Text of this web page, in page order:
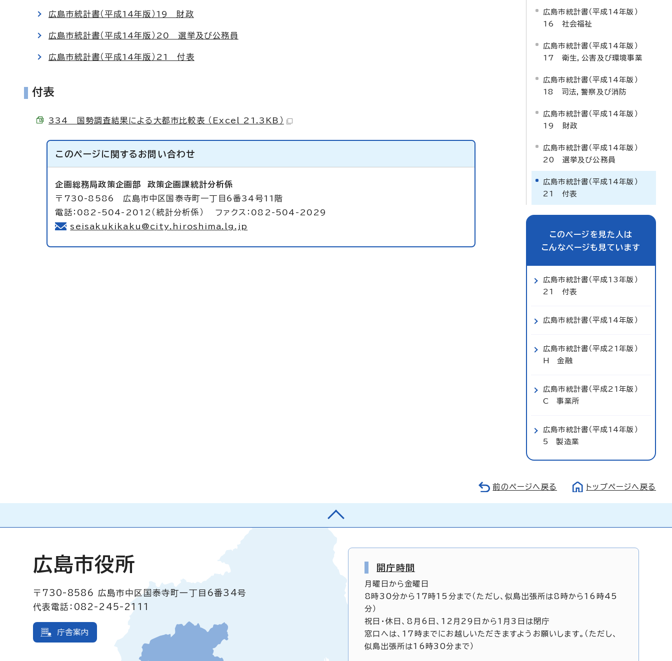
広島市統計書（平成14年版）19 財政
広島市統計書（平成14年版）20 選挙及び公務員
広島市統計書（平成14年版）21 付表
付表
334 国勢調査結果による大都市比較表 （Excel 21.3KB）
このページに関する お問い合わせ
企画総務局政策企画部 政策企画課統計分析係
〒730-8586 広島市中区国泰寺町一丁目6番34号11階
電話：082-504-2012（統計分析係） ファクス：082-504-2029
seisakukikaku@city.hiroshima.lg.jp
広島市統計書（平成14年版）
16 社会福祉
広島市統計書（平成14年版）
17 衛生，公害及び環境事業
広島市統計書（平成14年版）
18 司法，警察及び消防
広島市統計書（平成14年版）
19 財政
広島市統計書（平成14年版）
20 選挙及び公務員
広島市統計書（平成14年版）
21 付表
このページを見た人は
こんなページも見ています
広島市統計書（平成13年版）
21 付表
広島市統計書（平成14年版）
広島市統計書（平成21年版）
H 金融
広島市統計書（平成21年版）
C 事業所
広島市統計書（平成14年版）
5 製造業
前のページへ戻る トップページへ戻る
広島市役所
〒730-8586
広島市中区国泰寺町一丁目6番34号
代表電話：082-245-2111
庁舎案内
開庁時間
月曜日から金曜日
8時30分から17時15分まで（ただし、似島出張所は8時から16時45
分）
祝日・休日、8月6日、12月29日から1月3日は閉庁
窓口へは、17時までにお越しいただきますようお願いします。（ただし、
似島出張所は16時30分まで）